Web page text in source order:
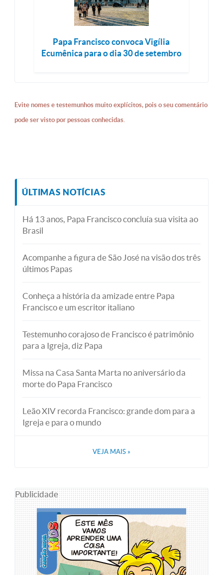
Papa Francisco convoca Vigília
Ecumênica para o dia 30 de setembro
Evite nomes e testemunhos muito explícitos, pois o seu comentário
pode ser visto por pessoas conhecidas.
ÚLTIMAS NOTÍCIAS
Há 13 anos, Papa Francisco concluía sua visita ao
Brasil
Acompanhe a figura de São José na visão dos três
últimos Papas
Conheça a história da amizade entre Papa
Francisco e um escritor italiano
Testemunho corajoso de Francisco é patrimônio
para a Igreja, diz Papa
Missa na Casa Santa Marta no aniversário da
morte do Papa Francisco
Leão XIV recorda Francisco: grande dom para a
Igreja e para o mundo
VEJA MAIS »
Publicidade